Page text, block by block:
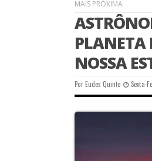
MAIS PRÓXIMA
PLANETA
NOSSA
PorEudes Quinto Sexta-